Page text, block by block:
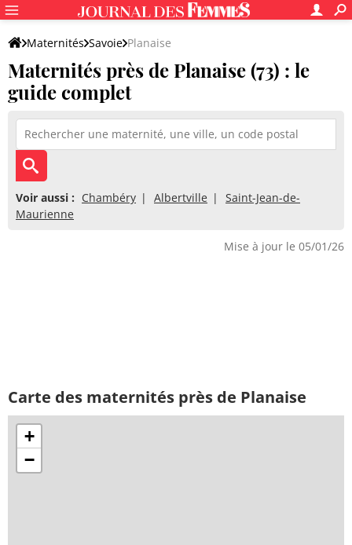
Maternités Savoie Planaise
Maternités près de Planaise (73) : le
guide complet
Voir aussi : Chambéry Albertville
Saint-Jean-de-
Maurienne
Mise à jour le 05/01/26
Carte des maternités près de Planaise
+
−